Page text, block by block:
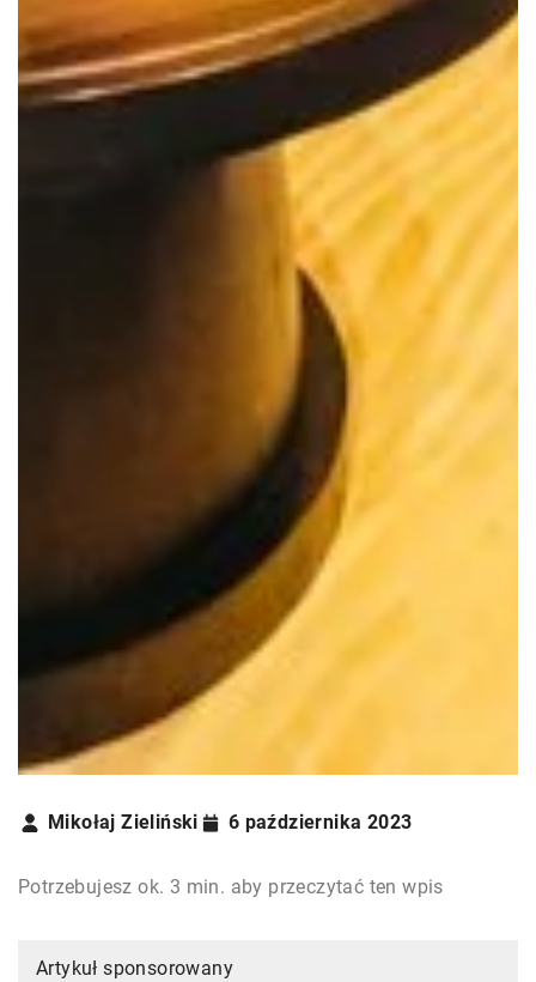
Mikołaj Zieliński 6 października 2023
Potrzebujesz ok. 3 min. aby przeczytać ten wpis
Artykuł sponsorowany